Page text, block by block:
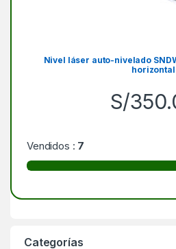
Nivel láser auto-nivelado
horizontal
S/
Vendidos : 7
Categorías